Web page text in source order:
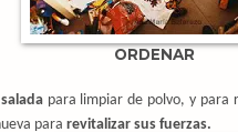
ORDENAR
para limpiar de polvo, y para
para revitalizar sus fuerzas.